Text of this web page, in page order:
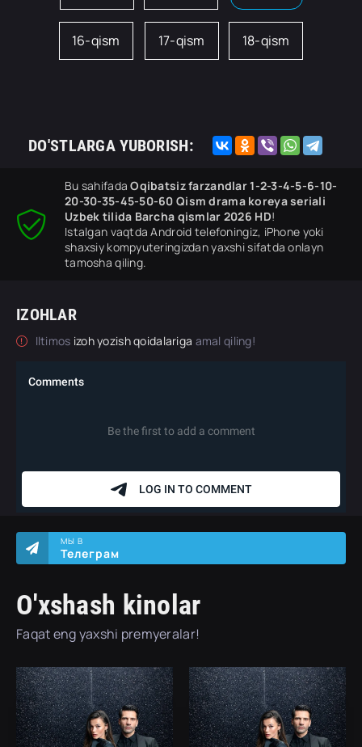
16-qism 17-qism 18-qism
DO'STLARGA YUBORISH:
Bu sahifadaOqibatsiz farzandlar 1-2-3-4-5-6-10-
20-30-35-45-50-60 Qism drama koreya seriali
Uzbek tilida Barcha qismlar 2026 HD!
Istalgan vaqtda Android telefoningiz, iPhone yoki
shaxsiy kompyuteringizdan yaxshi sifatda onlayn
tamosha qiling.
IZOHLAR
Iltimos izoh yozish qoidalariga amal qiling!
O'xshash kinolar
Faqat eng yaxshi premyeralar!
МЫ В
Телеграм